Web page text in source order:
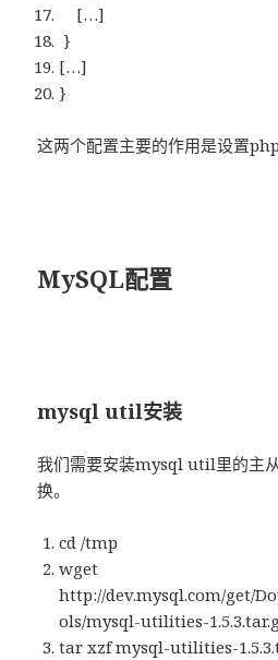
[…]
}
[…]
}
这两个配置主要的作用是设置
MySQL配置
mysql util安装
我们需要安装mysql util里的主
换。
cd /tmp
wget
http://dev.mysql.com/get/
ols/mysql-utilities-
tar xzf mysql-utilities-